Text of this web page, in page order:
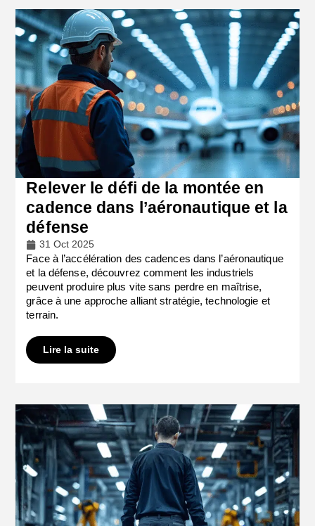
Relever le défi de la montée en
cadence dans l’aéronautique et la
défense
31 Oct 2025
Face à l’accélération des cadences dans l’aéronautique
et la défense, découvrez comment les industriels
peuvent produire plus vite sans perdre en maîtrise,
grâce à une approche alliant stratégie, technologie et
terrain.
Lire la suite